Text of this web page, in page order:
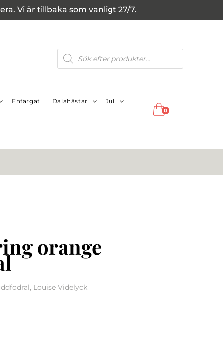
Vi är tillbaka som vanligt 27/7.
Produktsökning
Enfärgat Dalahästar Jul
0
orange
Louise Videlyck